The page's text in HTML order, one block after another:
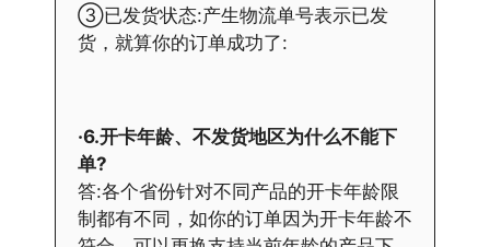
③已发货状态:产生物流单号表示已发
货，就算你的订单成功了:
·6.开卡年龄、不发货地区为什么不能下
单?
答:各个省份针对不同产品的开卡年龄限
制都有不同，如你的订单因为开卡年龄不